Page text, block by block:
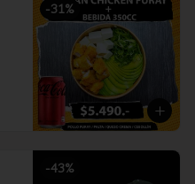
-31%
-43%